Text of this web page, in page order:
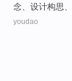
念 、设计构思、
youdao